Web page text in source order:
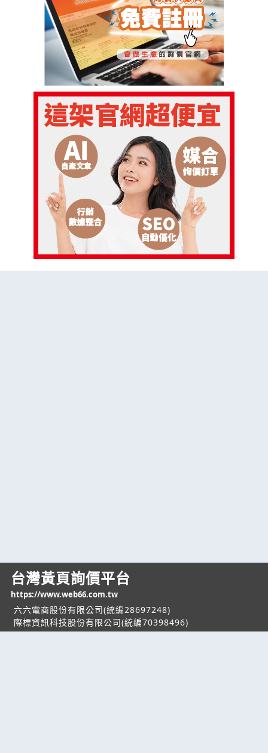
台灣黃頁詢價平台
https://www.web66.com.tw
六六電商股份有限公司(統編28697248)
際標資訊科技股份有限公司(統編70398496)